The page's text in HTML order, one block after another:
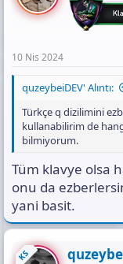
10 Nis 2024
quzeybeiDEV' Alıntı:
Türkçe q dizilimini
kullanabilirim de
bilmiyorum.
Tüm klavye olsa
onu da
yani basit.
KS